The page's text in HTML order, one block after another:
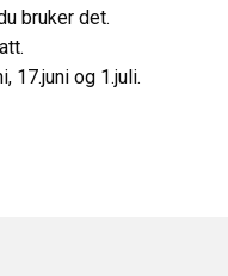
bruker det.
17.juni og 1.juli.